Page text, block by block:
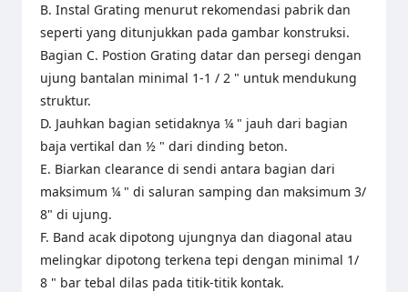
B. Instal Grating menurut rekomendasi pabrik dan
seperti yang ditunjukkan pada gambar konstruksi.
Bagian C. Postion Grating datar dan persegi dengan
ujung bantalan minimal 1-1 / 2 " untuk mendukung
struktur.
D. Jauhkan bagian setidaknya ¼ " jauh dari bagian
baja vertikal dan ½ " dari dinding beton.
E. Biarkan clearance di sendi antara bagian dari
maksimum ¼ " di saluran samping dan maksimum 3/
8" di ujung.
F. Band acak dipotong ujungnya dan diagonal atau
melingkar dipotong terkena tepi dengan minimal 1/
8 " bar tebal dilas pada titik-titik kontak.